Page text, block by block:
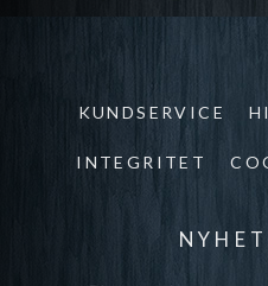
KUNDSERVICE
INTEGRITET